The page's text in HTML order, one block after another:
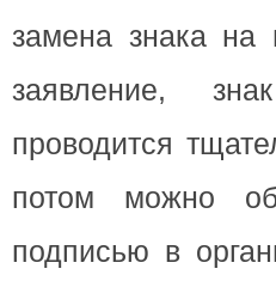
замена знака
заявление,
проводится
потом можно
подписью в